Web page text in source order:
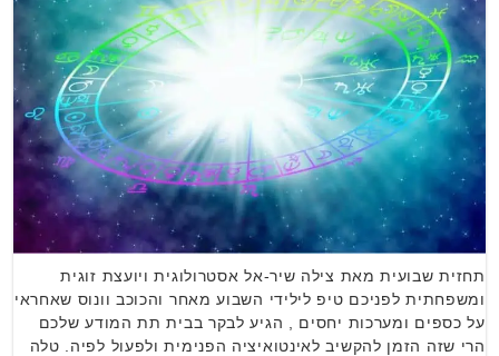
תחזית שבועית מאת צילה שיר-אל אסטרולוגית ויועצת זוגית
ומשפחתית לפניכם טיפ לילידי השבוע מאחר והכוכב וונוס שאחראי
על כספים ומערכות יחסים , הגיע לבקר בבית תת המודע שלכם
הרי שזה הזמן להקשיב לאינטואיציה הפנימית ולפעול לפיה. טלה